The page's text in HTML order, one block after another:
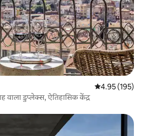
औसत रेटिंग 5 में से
4.95 (195)
वाला डुप्लेक्स, ऐतिहासिक केंद्र